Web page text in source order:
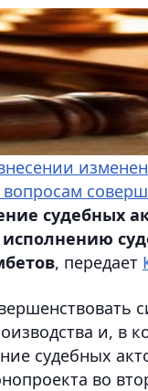
судебных
, передает
и, в
судебных
во